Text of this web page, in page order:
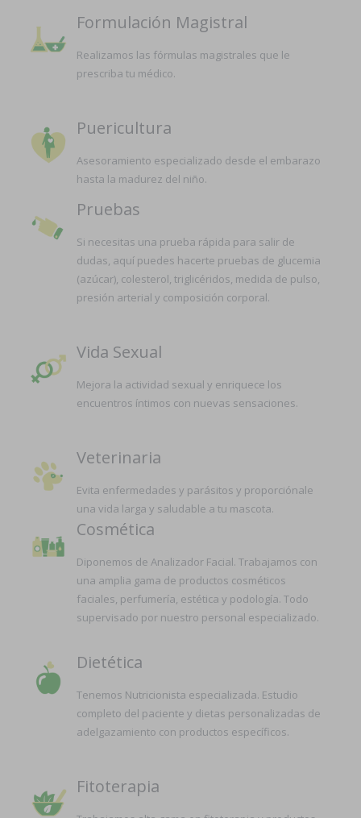
Formulación Magistral
Realizamos las fórmulas magistrales que le
prescriba tu médico.
Puericultura
Asesoramiento especializado desde el embarazo
hasta la madurez del niño.
Pruebas
Si necesitas una prueba rápida para salir de
dudas, aquí puedes hacerte pruebas de glucemia
(azúcar), colesterol, triglicéridos, medida de pulso,
presión arterial y composición corporal.
Vida Sexual
Mejora la actividad sexual y enriquece los
encuentros íntimos con nuevas sensaciones.
Veterinaria
Evita enfermedades y parásitos y proporciónale
una vida larga y saludable a tu mascota.
Cosmética
Diponemos de Analizador Facial. Trabajamos con
una amplia gama de productos cosméticos
faciales, perfumería, estética y podología. Todo
supervisado por nuestro personal especializado.
Dietética
Tenemos Nutricionista especializada. Estudio
completo del paciente y dietas personalizadas de
adelgazamiento con productos específicos.
Fitoterapia